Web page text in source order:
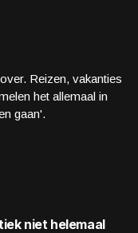
Reizen, vakanties
het allemaal in
gaan'.
niet helemaal